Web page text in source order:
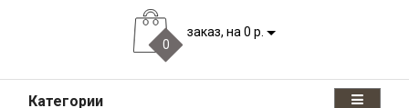
0
заказ, на 0 р.
Категории